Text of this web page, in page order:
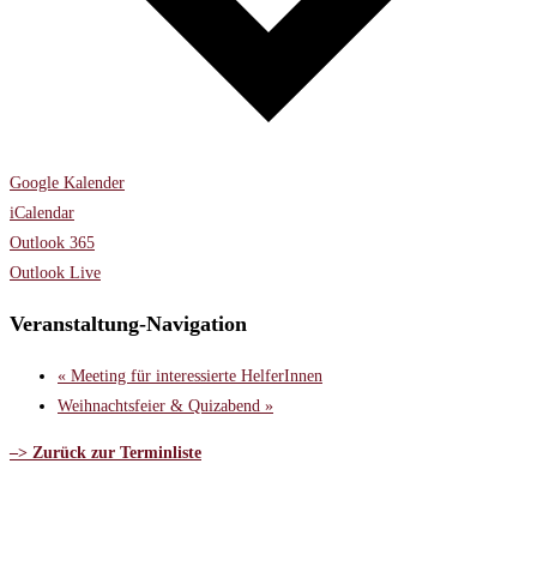
Google Kalender
iCalendar
Outlook 365
Outlook Live
Veranstaltung-Navigation
« Meeting für interessierte HelferInnen
Weihnachtsfeier & Quizabend »
–> Zurück zur Terminliste